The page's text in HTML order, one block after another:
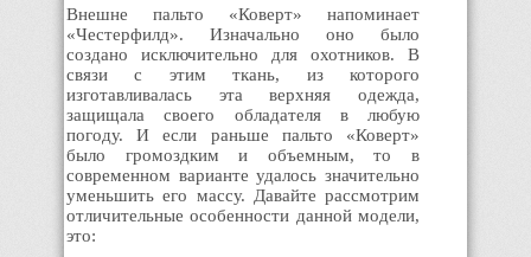
Внешне пальто «Коверт» напоминает
«Честерфилд». Изначально оно было
создано исключительно для охотников. В
связи с этим ткань, из которого
изготавливалась эта верхняя одежда,
защищала своего обладателя в любую
погоду. И если раньше пальто «Коверт»
было громоздким и объемным, то в
современном варианте удалось значительно
уменьшить его массу. Давайте рассмотрим
отличительные особенности данной модели,
это: